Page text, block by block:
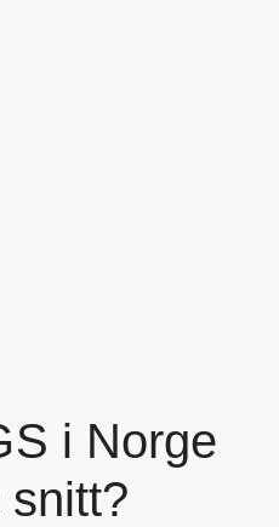
i Norge
snitt?